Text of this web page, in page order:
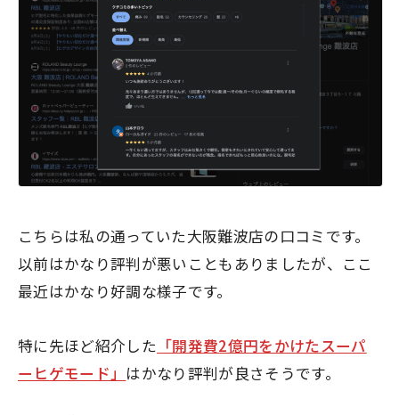
こちらは私の通っていた大阪難波店の口コミです。
以前はかなり評判が悪いこともありましたが、ここ
最近はかなり好調な様子です。
特に先ほど紹介した 「開発費2億円をかけたスーパ
ーヒゲモード」 はかなり評判が良さそうです。